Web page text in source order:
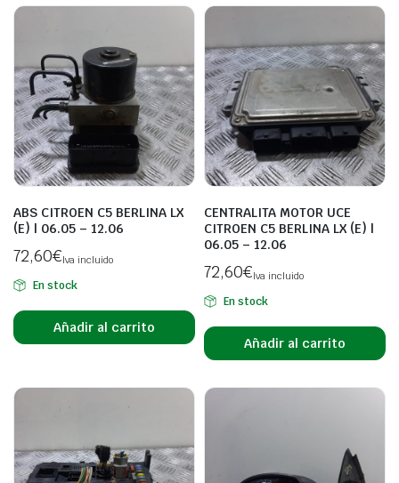
ABS CITROEN C5 BERLINA LX
(E) | 06.05 – 12.06
72,60€Iva incluido
En stock
Añadir al carrito
CENTRALITA MOTOR UCE
CITROEN C5 BERLINA LX (E) |
06.05 – 12.06
72,60€Iva incluido
En stock
Añadir al carrito